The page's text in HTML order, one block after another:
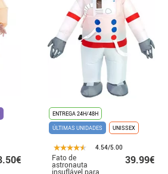
ENTREGA 24H/48H
ÚLTIMAS UNIDADES
UNISSEX
4.54/5.00
Fato de
astronauta
insuflável para
39.99€